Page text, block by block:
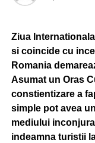
Ziua
si coincide cu
Romania
Asumat un Oras
constientizare a
simple pot avea
mediului
indeamna turistii